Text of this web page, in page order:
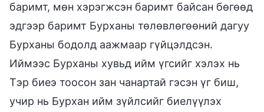
баримт, мөн хэрэгжсэн баримт байсан бөгөөд
эдгээр баримт Бурханы төлөвлөгөөний дагуу
Бурханы бодолд аажмаар гүйцэлдсэн.
Иймээс Бурханы хувьд ийм үгсийг хэлэх нь
Тэр биеэ тоосон зан чанартай гэсэн үг биш,
учир нь Бурхан ийм зүйлсийг биелүүлэх